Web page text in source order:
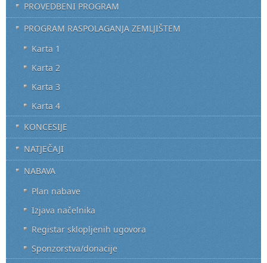
PROVEDBENI PROGRAM
PROGRAM RASPOLAGANJA ZEMLJIŠTEM
Karta 1
Karta 2
Karta 3
Karta 4
KONCESIJE
NATJEČAJI
NABAVA
Plan nabave
Izjava načelnika
Registar sklopljenih ugovora
Sponzorstva/donacije